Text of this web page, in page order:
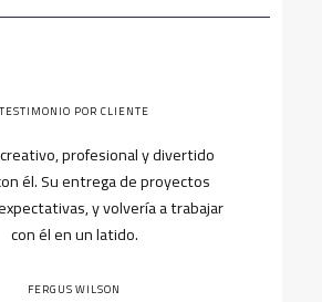
TESTIMONIO POR CLIENTE
profesional y divertido
él. Su entrega de proyectos
y volvería a trabajar
con él en un latido.
FERGUS WILSON